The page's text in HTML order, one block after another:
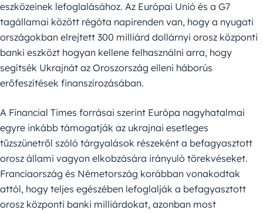
eszközeinek lefoglalásához. Az Európai Unió és a G7
tagállamai között régóta napirenden van, hogy a nyugati
országokban elrejtett 300 milliárd dollárnyi orosz központi
banki eszközt hogyan kellene felhasználni arra, hogy
segítsék Ukrajnát az Oroszország elleni háborús
erőfeszítések finanszírozásában.
A Financial Times forrásai szerint Európa nagyhatalmai
egyre inkább támogatják az ukrajnai esetleges
tűzszünetről szóló tárgyalások részeként a befagyasztott
orosz állami vagyon elkobzására irányuló törekvéseket.
Franciaország és Németország korábban vonakodtak
attól, hogy teljes egészében lefoglalják a befagyasztott
orosz központi banki milliárdokat, azonban most